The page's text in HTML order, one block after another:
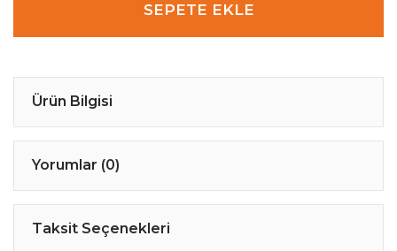
SEPETE EKLE
Ürün Bilgisi
Yorumlar (0)
Taksit Seçenekleri